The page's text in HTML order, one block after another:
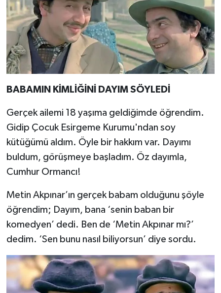
BABAMIN KİMLİĞİNİ DAYIM SÖYLEDİ
Gerçek ailemi 18 yaşıma geldiğimde öğrendim.
Gidip Çocuk Esirgeme Kurumu'ndan soy
kütüğümü aldım. Öyle bir hakkım var. Dayımı
buldum, görüşmeye başladım. Öz dayımla,
Cumhur Ormancı!
Metin Akpınar’ın gerçek babam olduğunu şöyle
öğrendim; Dayım, bana ‘senin baban bir
komedyen’ dedi. Ben de ‘Metin Akpınar mı?’
dedim. ‘Sen bunu nasıl biliyorsun’ diye sordu.